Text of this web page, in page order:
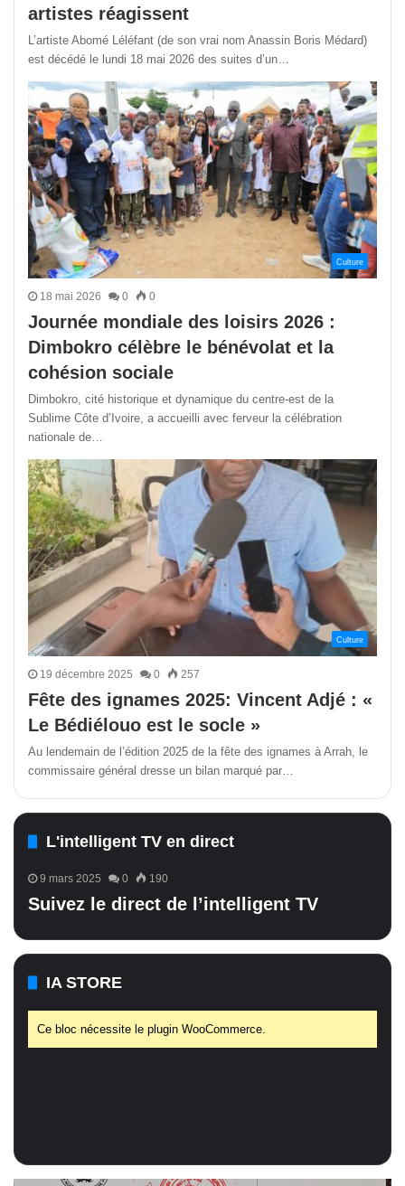
artistes réagissent
L’artiste Abomé Léléfant (de son vrai nom Anassin Boris Médard)
est décédé le lundi 18 mai 2026 des suites d’un…
Culture
18 mai 2026 0 0
Journée mondiale des loisirs 2026 :
Dimbokro célèbre le bénévolat et la
cohésion sociale
Dimbokro, cité historique et dynamique du centre-est de la
Sublime Côte d’Ivoire, a accueilli avec ferveur la célébration
nationale de…
Culture
19 décembre 2025 0 257
Fête des ignames 2025: Vincent Adjé : «
Le Bédiélouo est le socle »
Au lendemain de l’édition 2025 de la fête des ignames à Arrah, le
commissaire général dresse un bilan marqué par…
L'intelligent TV en direct
9 mars 2025 0 190
Suivez le direct de l’intelligent TV
IA STORE
Ce bloc nécessite le plugin WooCommerce.